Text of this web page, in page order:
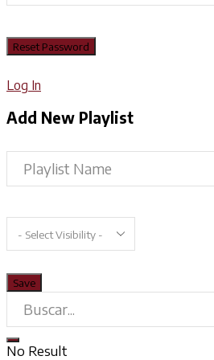
Log In
Add New Playlist
No Result